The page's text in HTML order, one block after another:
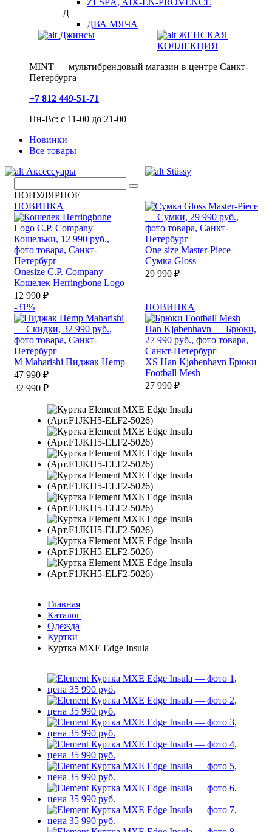
ZESPÀ, AIX-EN-PROVENCE
Д
ДВА МЯЧА
Джинсы
ЖЕНСКАЯ
КОЛЛЕКЦИЯ
MINT — мультибрендовый магазин в центре Санкт-
Петербурга
+7 812 449-51-71
Пн-Вс: с 11-00 до 21-00
Новинки
Все товары
Аксессуары
Stüssy
ПОПУЛЯРНОЕ
НОВИНКА
Onesize C.P. Company
Кошелек Herringbone Logo
12 990 ₽
One size Master-Piece
Сумка Gloss
29 990 ₽
-31%
M Maharishi Пиджак Hemp
47 990 ₽
32 990 ₽
НОВИНКА
XS Han Kjøbenhavn Брюки
Football Mesh
27 990 ₽
Главная
Каталог
Одежда
Куртки
Куртка MXE Edge Insula